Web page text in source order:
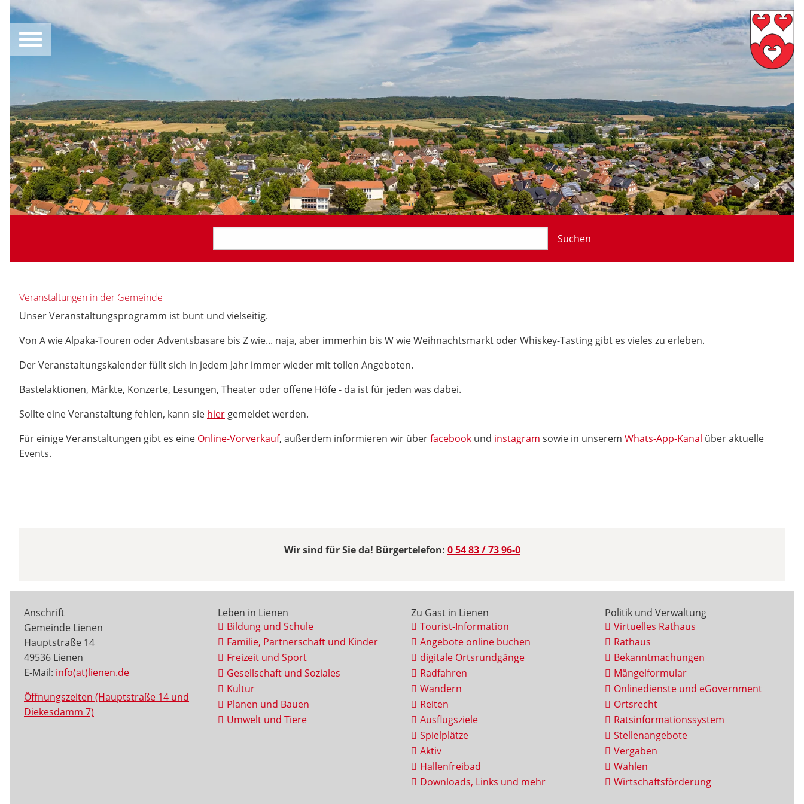
Suchen
Veranstaltungen in der Gemeinde
Unser Veranstaltungsprogramm ist bunt und vielseitig.
Von A wie Alpaka-Touren oder Adventsbasare bis Z wie... naja, aber immerhin bis W wie Weihnachtsmarkt oder Whiskey-Tasting gibt es vieles zu erleben.
Der Veranstaltungskalender füllt sich in jedem Jahr immer wieder mit tollen Angeboten.
Bastelaktionen, Märkte, Konzerte, Lesungen, Theater oder offene Höfe - da ist für jeden was dabei.
Sollte eine Veranstaltung fehlen, kann sie hier gemeldet werden.
Für einige Veranstaltungen gibt es eine Online-Vorverkauf, außerdem informieren wir überfacebook und instagram sowie in unserem Whats-App-Kanal über aktuelle
Events.
Wir sind für Sie da! Bürgertelefon: 0 54 83 / 73 96-0
Anschrift
Gemeinde Lienen
Hauptstraße 14
49536 Lienen
E-Mail: info(at)lienen.de
Öffnungszeiten (Hauptstraße 14 und
Diekesdamm 7)
Leben in Lienen
Bildung und Schule
Familie, Partnerschaft und Kinder
Freizeit und Sport
Gesellschaft und Soziales
Kultur
Planen und Bauen
Umwelt und Tiere
Zu Gast in Lienen
Tourist-Information
Angebote online buchen
digitale Ortsrundgänge
Radfahren
Wandern
Reiten
Ausflugsziele
Spielplätze
Aktiv
Hallenfreibad
Downloads, Links und mehr
Politik und Verwaltung
Virtuelles Rathaus
Rathaus
Bekanntmachungen
Mängelformular
Onlinedienste und eGovernment
Ortsrecht
Ratsinformationssystem
Stellenangebote
Vergaben
Wahlen
Wirtschaftsförderung